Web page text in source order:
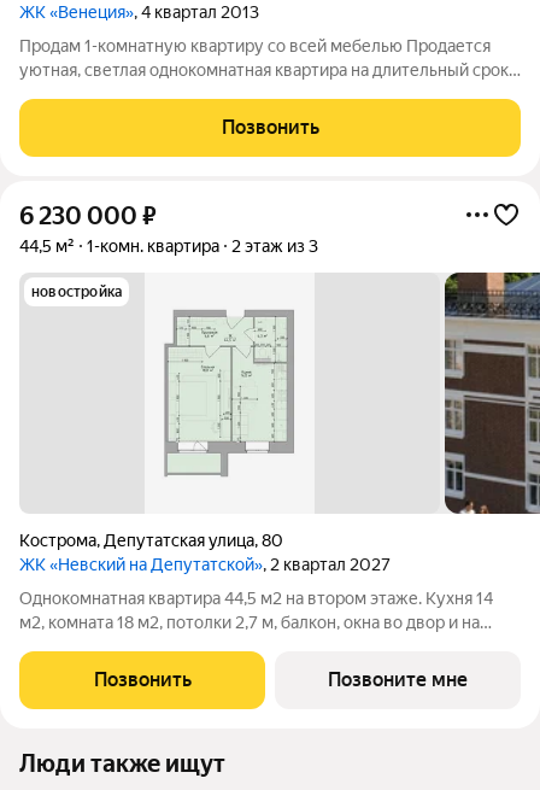
ЖК «Венеция», 4 квартал 2013
Продам 1-комнатную квартиру со всей мебелью Продается
уютная, светлая однокомнатная квартира на длительный срок.
квартире остаётся вся необходимая мебель , что избавит вас
от лишних хлопот и
Позвонить
6 230 000 ₽
44,5 м² 1-комн. квартира 2 этаж из 3
новостройка
Кострома, Депутатская улица,80
ЖК «Невский на Депутатской», 2 квартал 2027
Однокомнатная квартира 44,5 м2 на втором этаже. Кухня 14
м2, комната 18 м2, потолки 2,7 м, балкон, окна во двор и на
отопление АОГВ, тёплый пол. Дом малоэтажный, 12 квартир,
стены - тёплая керамика
Позвонить Позвоните мне
Люди также ищут